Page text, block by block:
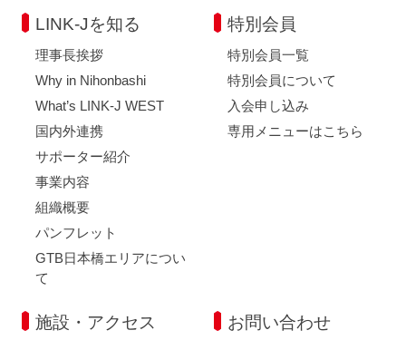
LINK-Jを知る
理事長挨拶
Why in Nihonbashi
What’s LINK-J WEST
国内外連携
サポーター紹介
事業内容
組織概要
パンフレット
GTB日本橋エリアについ
て
特別会員
特別会員一覧
特別会員について
入会申し込み
専用メニューはこちら
施設・アクセス お問い合わせ